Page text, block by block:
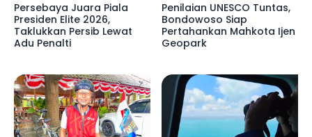
Persebaya Juara Piala
Presiden Elite 2026,
Taklukkan Persib Lewat
Adu Penalti
Penilaian UNESCO Tuntas,
Bondowoso Siap
Pertahankan Mahkota Ijen
Geopark